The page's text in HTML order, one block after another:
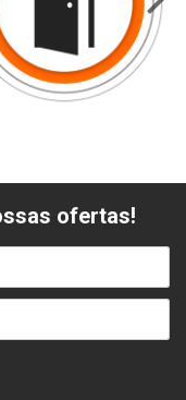
ofertas!